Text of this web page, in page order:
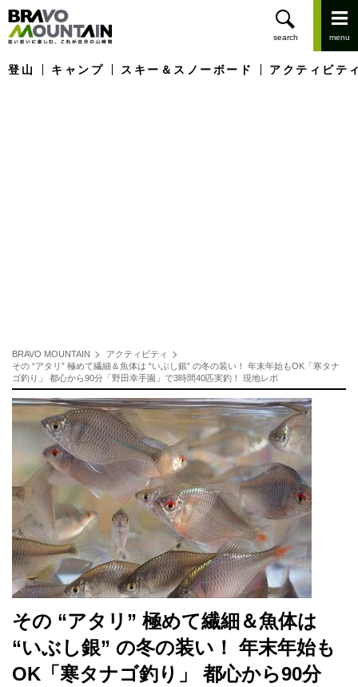
登山 キャンプ スキー＆スノーボード アクティビテ
BRAVO MOUNTAIN
アクティビティ
その “アタリ” 極めて繊細＆魚体は “いぶし銀” の冬の装い！ 年末年始もOK「寒タナ
ゴ釣り」 都心から90分「野田幸手園」で3時間40匹実釣！ 現地レポ
その “アタリ” 極めて繊細＆魚体は
“いぶし銀” の冬の装い！ 年末年始も
OK「寒タナゴ釣り」 都心から90分